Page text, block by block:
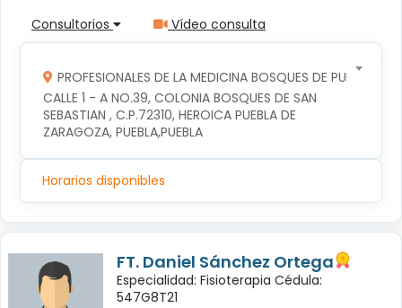
Consultorios Vídeo consulta
PROFESIONALES DE LA MEDICINA BOSQUES DE PUEBLA S
CALLE 1 - A NO.39, COLONIA BOSQUES DE SAN
SEBASTIAN , C.P.72310, HEROICA PUEBLA DE
ZARAGOZA, PUEBLA,PUEBLA
Horarios disponibles
FT. Daniel Sánchez Ortega
Especialidad: Fisioterapia Cédula:
547G8T21